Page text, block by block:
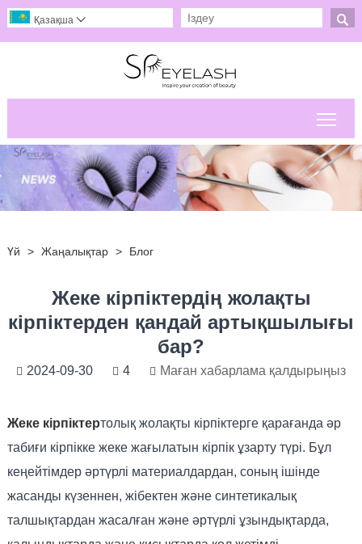

Қазақша 
Үй > Жаңалықтар > Блог
Жеке кірпіктердің жолақты
кірпіктерден қандай артықшылығы
бар?
2024-09-30 4 Маған хабарлама қалдырыңыз
Жеке кірпіктертолық жолақты кірпіктерге қарағанда әр
табиғи кірпікке жеке жағылатын кірпік ұзарту түрі. Бұл
кеңейтімдер әртүрлі материалдардан, соның ішінде
жасанды күзеннен, жібектен және синтетикалық
талшықтардан жасалған және әртүрлі ұзындықтарда,